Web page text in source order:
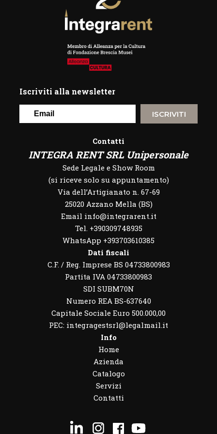
Iscriviti alla newsletter
ISCRIVITI
Contatti
INTEGRA RENT SRL Unipersonale
Sede Legale e Show Room
(si riceve solo su appuntamento)
Via dell’Artigianato n. 67-69
25020 Azzano Mella (BS)
Email info@integrarent.it
Tel. +390309748935
WhatsApp +393703610385
Dati fiscali
C.F. / Reg. Imprese BS 04733800983
Partita IVA 04733800983
SDI SUBM70N
Numero REA BS-637640
Capitale Sociale Euro 500.000,00
PEC: integragestsrl@legalmail.it
Info
Home
Azienda
Catalogo
Servizi
Contatti